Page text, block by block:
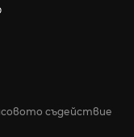
съдействие